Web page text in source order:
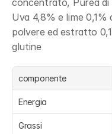
concentrato, Purea di
Uva 4,8% e lime
polvere ed estratto
glutine
componente
Energia
Grassi